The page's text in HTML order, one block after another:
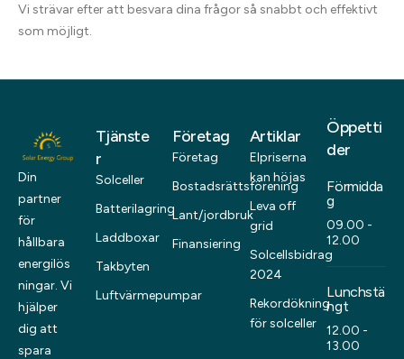
Vi strävar efter att besvara dina frågor så snabbt och effektivt
som möjligt.
Din
partner
för
hållbara
energilös
ningar. Vi
hjälper
dig att
spara
Tjänste
r
Solceller
Batterilagring
Laddboxar
Takbyten
Luftvärmepumpar
Företag
Företag
Bostadsrättsförening
Lant/jordbruk
Finansiering
Artiklar
Elpriserna
kan höjas
Leva off
grid
Solcellsbidrag
2024
Rekordökning
för solceller
Öppetti
der
Förmidda
g
09.00 -
12.00
Lunchstä
ngt
12.00 -
13.00